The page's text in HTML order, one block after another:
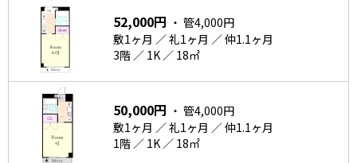
52,000円 ・ 管4,000円
敷1ヶ月 ／ 礼1ヶ月 ／ 仲1.1ヶ月
3階 ／ 1K ／ 18㎡
50,000円 ・ 管4,000円
敷1ヶ月 ／ 礼1ヶ月 ／ 仲1.1ヶ月
1階 ／ 1K ／ 18㎡